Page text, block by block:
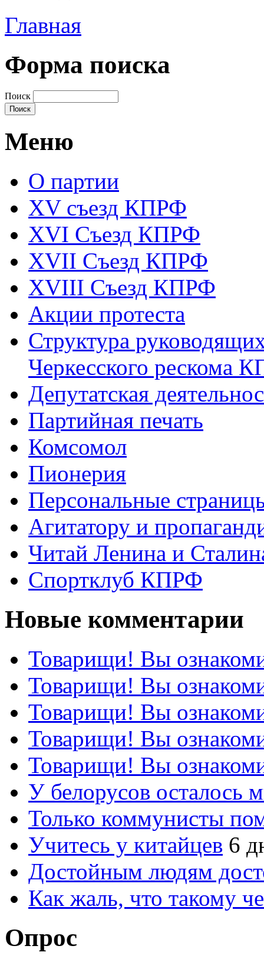
Главная
Форма поиска
Поиск
Меню
О партии
XV съезд КПРФ
XVI Съезд КПРФ
XVII Cъезд КПРФ
XVIII Cъезд КПРФ
Акции протеста
Структура
Черкесского рескома
Депутатская
Партийная печать
Комсомол
Пионерия
Персональные
Агитатору и
Читай Ленина и
Спортклуб КПРФ
Новые комментарии
Товарищи! Вы
Товарищи! Вы
Товарищи! Вы
Товарищи! Вы
Товарищи! Вы
У белорусов осталось
Только коммунисты
Учитесь у китайцев 6
Достойным людям
Как жаль, что такому
Опрос